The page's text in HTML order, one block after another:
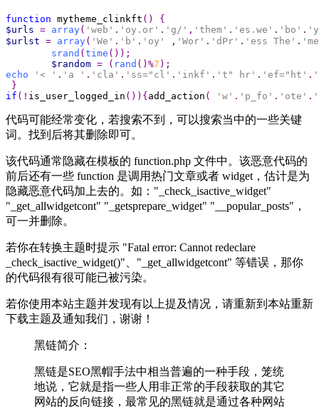
function mytheme_clinkft ()
$urls = array( 'web' . 'oy.or' . 'g/' , 'them' . 'es.we' . 'bo' .
$urlst = array( 'We' . 'b' . 'oy' , 'Wor' . 'dPr' . 'ess The' .
srand ( time
$random = ( rand ()%7
echo
'< ' . 'a ' . 'cla' . 'ss="cl' . 'inkf' . 't" hr' . 'ef="ht' .
if (! is_user_logged_in ()){ add_action ( 'w' . 'p_fo' . 'ote' .
代码可能经常变化，若搜索不到，可以搜索当中的一些关键
词。找到后将其删除即可。
该代码通常隐藏在模板的 function.php 文件中。该恶意代码的
前后还有一些 function 是调用热门文章或者 widget，估计是为
隐藏恶意代码加上去的。如："_check_isactive_widget"
"_get_allwidgetcont" "_getsprepare_widget" "__popular_posts"，
可一并删除。
若你在转换主题时提示 "Fatal error: Cannot redeclare
_check_isactive_widget()"、"_get_allwidgetcont" 等错误，那你
的代码很有很可能已被污染。
若你使用本站主题并发现有以上提及情况，请重新到本站重新
下载主题及通知我们，谢谢！
黑链简介：
黑链是SEO黑帽手法中相当普遍的一种手段，笼统
地说，它就是指一些人用非正常的手段获取的其它
网站的反向链接，最常见的黑链就是通过各种网站